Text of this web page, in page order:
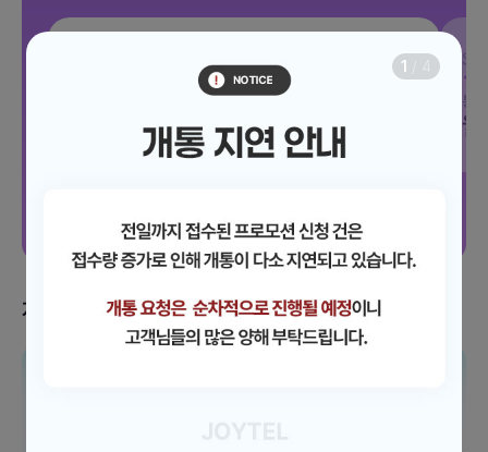
JOY 500분 30GB
문자 100건
월 12,100원/ 평생할인
통
지금 받을 수 있는 혜택 이벤트 더보기
1